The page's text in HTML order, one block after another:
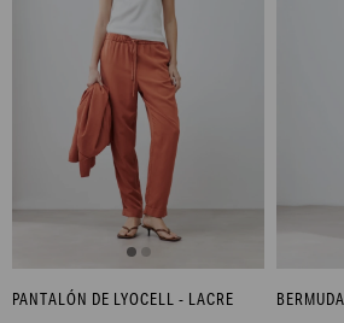
PANTALÓN DE LYOCELL - LACRE